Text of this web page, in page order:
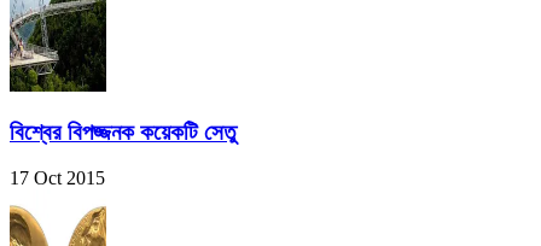
বিশ্বের বিপজ্জনক কয়েকটি সেতু
17 Oct 2015